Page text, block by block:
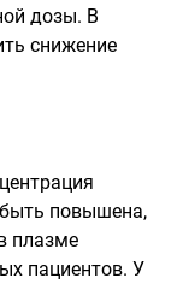
дозы. В
снижение
повышена,
плазме
пациентов. У